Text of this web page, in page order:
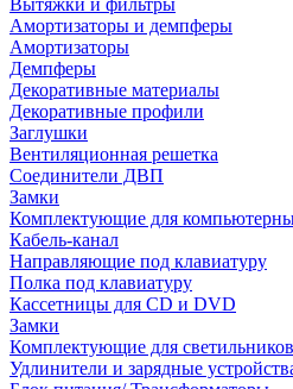
Вытяжки и фильтры
Амортизаторы и демпферы
Амортизаторы
Демпферы
Декоративные материалы
Декоративные профили
Заглушки
Вентиляционная решетка
Соединители ДВП
Замки
Комплектующие для
Кабель-канал
Направляющие под клавиатуру
Полка под клавиатуру
Кассетницы для CD и DVD
Замки
Комплектующие для
Удлинители и зарядные